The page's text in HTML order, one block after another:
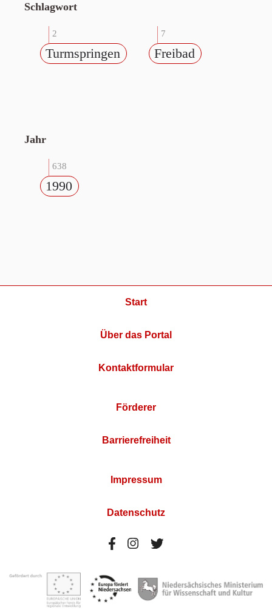
Schlagwort
2
Turmspringen
7
Freibad
Jahr
638
1990
Start
Über das Portal
Kontaktformular
Förderer
Barrierefreiheit
Impressum
Datenschutz